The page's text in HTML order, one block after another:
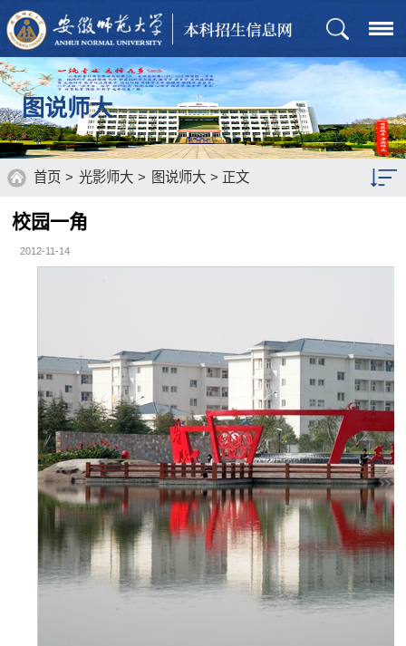
图说师大
首页 > 光影师大 > 图说师大 > 正文
视听师大
校园一角
2012-11-14